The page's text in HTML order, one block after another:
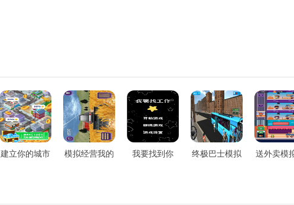
建立你的城市 模拟经营我的 我要找到你 终极巴士模拟 送外卖模